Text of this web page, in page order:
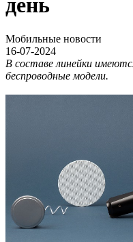
день
Мобильные новости
16-07-2024
В составе линейки
беспроводные модели.